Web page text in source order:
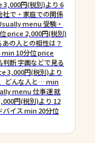
3,000円(税別)より 6
で・家庭での関係
menu 受験・
price 2,000円(税別)
の人との相性は？
min 10分位 price
断 字画などで見る
3,000円(税別)より
どんな人と… min
menu 仕事運 就
円(税別)より 12
イス min 20分位